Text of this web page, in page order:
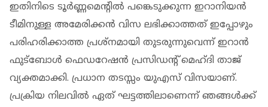
ഇതിനിടെ ടൂ‍ർണ്ണമെൻ്റിൽ പങ്കെടുക്കുന്ന ഇറാനിയൻ
ടീമിനുള്ള അമേരിക്കൻ വിസ ലഭിക്കാത്തത് ഇപ്പോഴും
പരിഹരിക്കാത്ത പ്രശ്നമായി തുടരുന്നുവെന്ന് ഇറാൻ
ഫുട്ബോൾ ഫെഡറേഷൻ പ്രസിഡന്റ് മെഹ്ദി താജ്
വ്യക്തമാക്കി. പ്രധാന തടസ്സം യുഎസ് വിസയാണ്.
പ്രക്രിയ നിലവിൽ ഏത് ഘട്ടത്തിലാണെന്ന് ഞങ്ങൾക്ക്